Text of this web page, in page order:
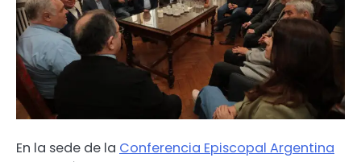
En la sede de la Conferencia Episcopal Argentina